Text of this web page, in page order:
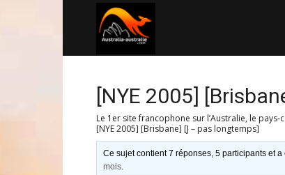
[NYE 2005]
Le 1er site francophone sur l’Australie, le pays-
[NYE 2005] [Brisbane] [J – pas longtemps]
Ce sujet contient 7 réponses, 5 participants et
mois.